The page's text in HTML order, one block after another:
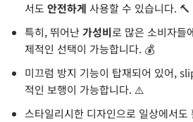
서도 안전하게 사용할 수 있습니다. 🔨
특히, 뛰어난가성비로 많은 소비자들
제적인 선택이 가능합니다. 💰
미끄럼 방지 기능이 탑재되어 있어,
적인 보행이 가능합니다. ⚠️
스타일리시한 디자인으로 일상에서도